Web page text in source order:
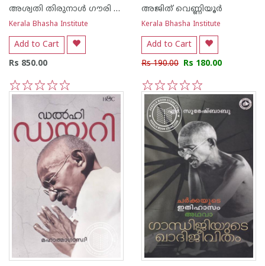
അശ്വതി തിരുനാള്‍ ഗൗരി ലക്ഷ്മി ഭായി
Kerala Bhasha Institute
Add to Cart
Rs 850.00
5
4
3
2
1
അജിത് വെണ്ണിയൂര്‍
Kerala Bhasha Institute
Add to Cart
Rs 190.00 Rs 180.00
5
4
3
2
1